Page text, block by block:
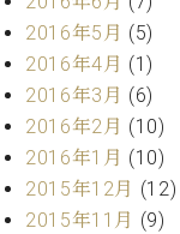
マ
ー
サ
ビ
ス
(
調
律
)
2016年5月 (5)
2016年4月 (1)
2016年3月 (6)
2016年2月 (10)
2016年1月 (10)
2015年12月 (12)
2015年11月 (9)